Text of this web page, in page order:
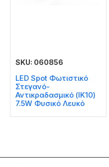
SKU: 060856
LED Spot Φωτιστικό
Στεγανό-
Αντικραδασμικό (IK10)
7.5W Φυσικό Λευκό